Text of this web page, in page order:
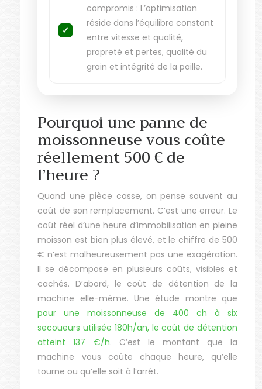
compromis : L’optimisation
réside dans l’équilibre constant
entre vitesse et qualité,
propreté et pertes, qualité du
grain et intégrité de la paille.
Pourquoi une panne de
moissonneuse vous coûte
réellement 500 € de
l’heure ?
Quand une pièce casse, on pense souvent au
coût de son remplacement. C’est une erreur. Le
coût réel d’une heure d’immobilisation en pleine
moisson est bien plus élevé, et le chiffre de 500
€ n’est malheureusement pas une exagération.
Il se décompose en plusieurs coûts, visibles et
cachés. D’abord, le coût de détention de la
machine elle-même. Une étude montre que
pour une moissonneuse de 400 ch à six
secoueurs utilisée 180h/an, le coût de détention
atteint 137 €/h. C’est le montant que la
machine vous coûte chaque heure, qu’elle
tourne ou qu’elle soit à l’arrêt.